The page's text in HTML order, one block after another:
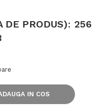
DE PRODUS): 256
IN COS